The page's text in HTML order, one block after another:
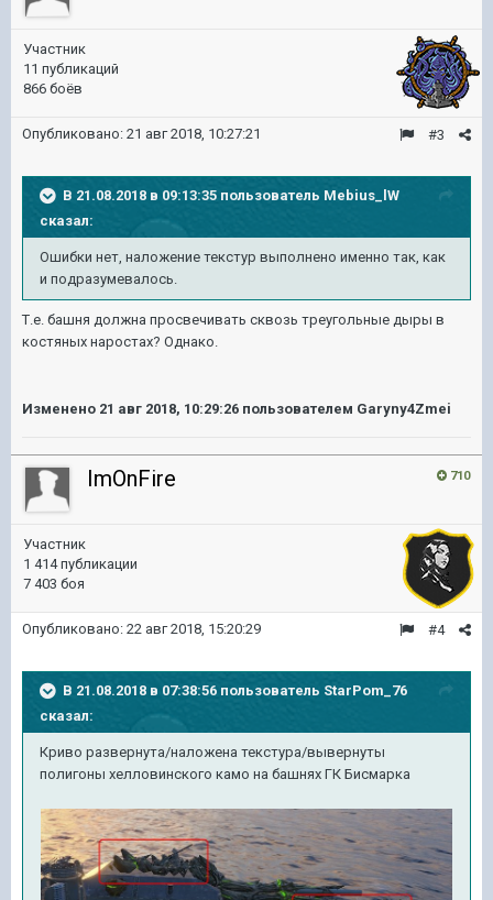
Участник
11 публикаций
866 боёв
#3
Опубликовано: 21 авг 2018, 10:27:21
В 21.08.2018 в 09:13:35 пользователь Mebius_lW
сказал:
Ошибки нет, наложение текстур выполнено именно так, как
и подразумевалось.
Т.е. башня должна просвечивать сквозь треугольные дыры в
костяных наростах? Однако.
Изменено 21 авг 2018, 10:29:26 пользователем Garyny4Zmei
710
ImOnFire
Участник
1 414 публикации
7 403 боя
#4
Опубликовано: 22 авг 2018, 15:20:29
В 21.08.2018 в 07:38:56 пользователь StarPom_76
сказал:
Криво развернута/наложена текстура/вывернуты
полигоны хелловинского камо на башнях ГК Бисмарка